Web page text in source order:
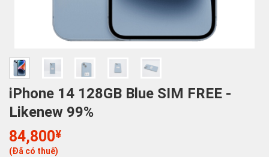
iPhone 14 128GB Blue SIM FREE -
Likenew 99%
84,800¥
(Đã có thuế)